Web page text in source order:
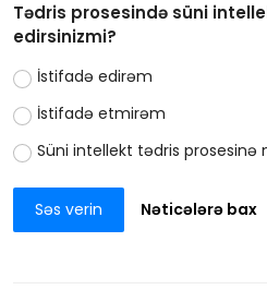
Tədris prosesində süni
edirsinizmi?
İstifadə edirəm
İstifadə etmirəm
Süni intellekt tədris prosesinə
Səs verin Nəticələrə bax